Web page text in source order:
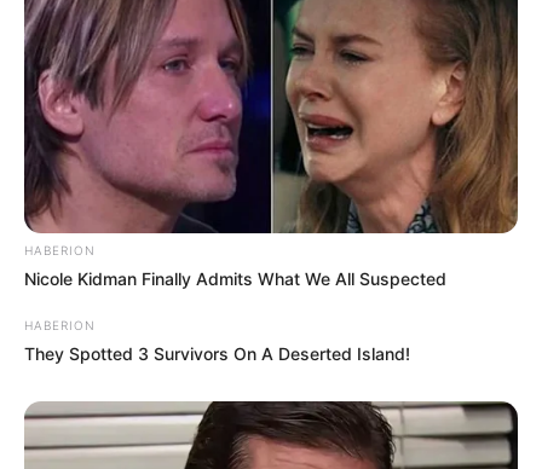
HABERION
Nicole Kidman Finally Admits What We All Suspected
HABERION
They Spotted 3 Survivors On A Deserted Island!